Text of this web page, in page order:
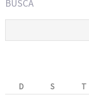
BUSCA
D
S T